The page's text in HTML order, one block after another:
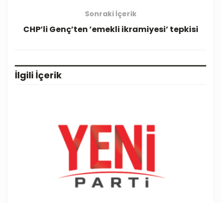
Sonraki İçerik
CHP’li Genç’ten ’emekli ikramiyesi’ tepkisi
İlgili İçerik